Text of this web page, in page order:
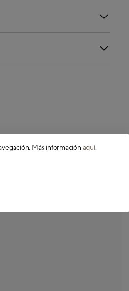
Más información aquí.